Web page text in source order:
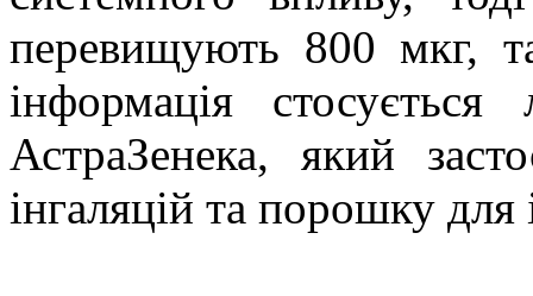
перевищують 800 мкг,
інформація стосується
АстраЗенека, який
інгаляцій та порошку для